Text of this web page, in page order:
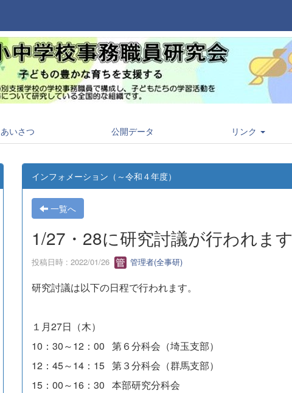
あいさつ 公開データ リンク
インフォメーション（～令和４年度）
一覧へ
1/27・28に研究討議が行われます
投稿日時 : 2022/01/26 管理者(全事研)
研究討議は以下の日程で行われます。
１月27日（木）
10：30～12：00 第６分科会（埼玉支部）
12：45～14：15 第３分科会（群馬支部）
15：00～16：30 本部研究分科会